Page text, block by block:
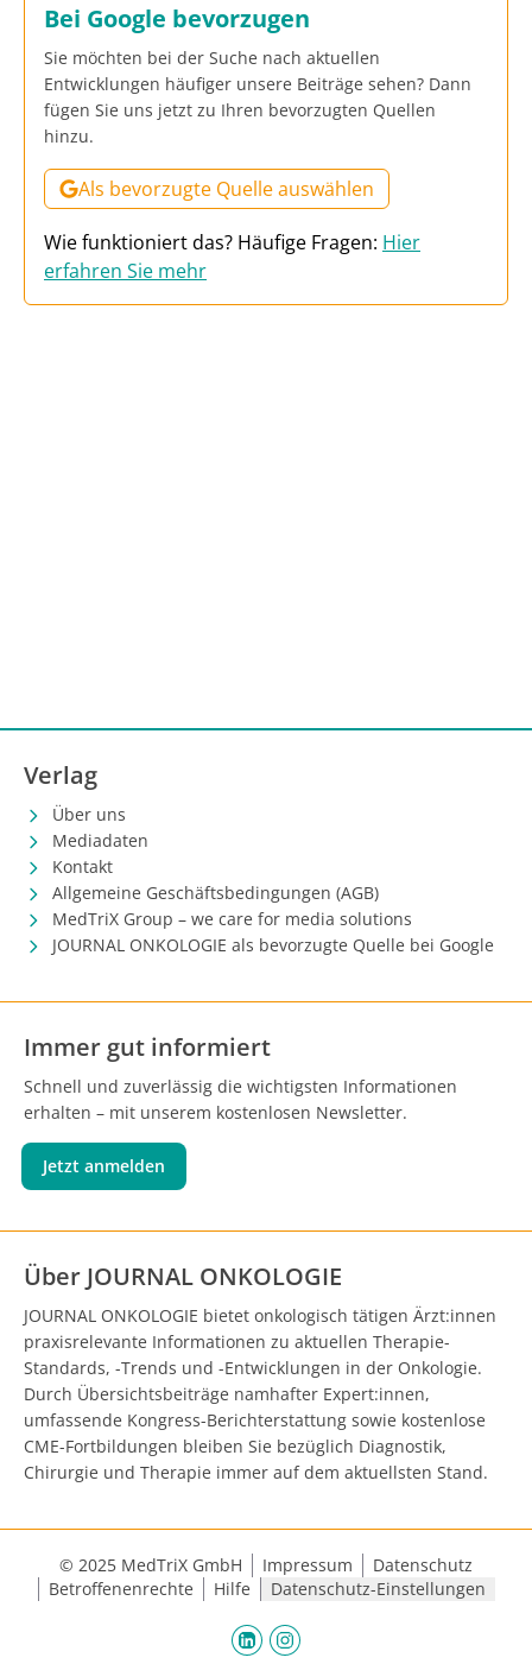
Bei Google bevorzugen
Sie möchten bei der Suche nach aktuellen
Entwicklungen häufiger unsere Beiträge sehen? Dann
fügen Sie uns jetzt zu Ihren bevorzugten Quellen
hinzu.
Als bevorzugte Quelle auswählen
Wie funktioniert das? Häufige Fragen: Hier
erfahren Sie mehr
Verlag
Über uns
Mediadaten
Kontakt
Allgemeine Geschäftsbedingungen (AGB)
MedTriX Group – we care for media solutions
JOURNAL ONKOLOGIE als bevorzugte Quelle bei Google
Immer gut informiert
Schnell und zuverlässig die wichtigsten Informationen
erhalten – mit unserem kostenlosen Newsletter.
Jetzt anmelden
Über JOURNAL ONKOLOGIE
JOURNAL ONKOLOGIE bietet onkologisch tätigen Ärzt:innen
praxisrelevante Informationen zu aktuellen Therapie-
Standards, -Trends und -Entwicklungen in der Onkologie.
Durch Übersichtsbeiträge namhafter Expert:innen,
umfassende Kongress-Berichterstattung sowie kostenlose
CME-Fortbildungen bleiben Sie bezüglich Diagnostik,
Chirurgie und Therapie immer auf dem aktuellsten Stand.
© 2025 MedTriX GmbH Impressum
Datenschutz
Betroffenenrechte
Hilfe Datenschutz-Einstellungen